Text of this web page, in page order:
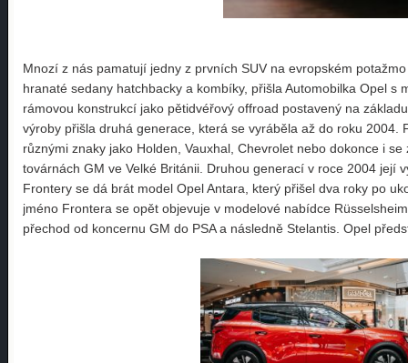
Mnozí z nás pamatují jedny z prvních SUV na evropském
hranaté sedany hatchbacky a kombíky, přišla Automobilka Opel
rámovou konstrukcí jako pětidvéřový offroad postavený na
výroby přišla druhá generace, která se vyráběla až do roku
různými znaky jako Holden, Vauxhal, Chevrolet nebo dokonce i
továrnách GM ve Velké Británii. Druhou generací v roce 2004
Frontery se dá brát model Opel Antara, který přišel dva roky po
jméno Frontera se opět objevuje v modelové nabídce
přechod od koncernu GM do PSA a následně Stelantis. Opel